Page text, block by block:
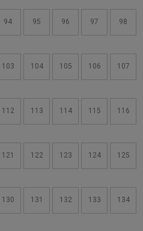
94 95 96 97 98
103 104 105 106 107
112 113 114 115 116
121 122 123 124 125
130 131 132 133 134